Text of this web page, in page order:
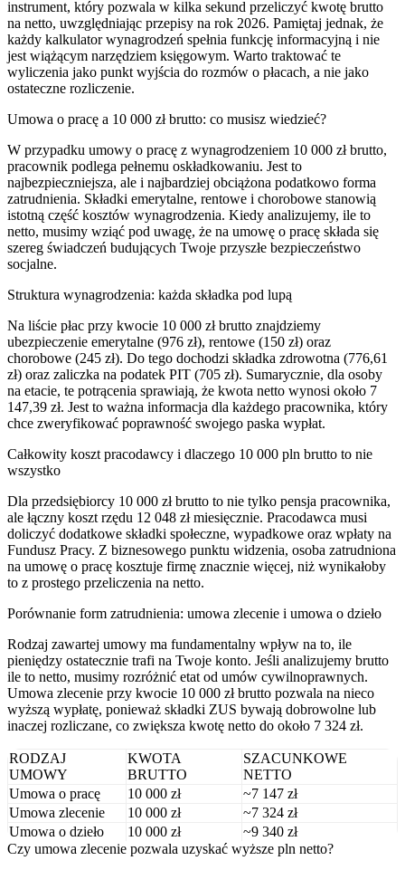
instrument, który pozwala w kilka sekund przeliczyć kwotę brutto
na netto, uwzględniając przepisy na rok 2026. Pamiętaj jednak, że
każdy kalkulator wynagrodzeń spełnia funkcję informacyjną i nie
jest wiążącym narzędziem księgowym. Warto traktować te
wyliczenia jako punkt wyjścia do rozmów o płacach, a nie jako
ostateczne rozliczenie.
Umowa o pracę a 10 000 zł brutto: co musisz wiedzieć?
W przypadku umowy o pracę z wynagrodzeniem 10 000 zł brutto,
pracownik podlega pełnemu oskładkowaniu. Jest to
najbezpieczniejsza, ale i najbardziej obciążona podatkowo forma
zatrudnienia. Składki emerytalne, rentowe i chorobowe stanowią
istotną część kosztów wynagrodzenia. Kiedy analizujemy, ile to
netto, musimy wziąć pod uwagę, że na umowę o pracę składa się
szereg świadczeń budujących Twoje przyszłe bezpieczeństwo
socjalne.
Struktura wynagrodzenia: każda składka pod lupą
Na liście płac przy kwocie 10 000 zł brutto znajdziemy
ubezpieczenie emerytalne (976 zł), rentowe (150 zł) oraz
chorobowe (245 zł). Do tego dochodzi składka zdrowotna (776,61
zł) oraz zaliczka na podatek PIT (705 zł). Sumarycznie, dla osoby
na etacie, te potrącenia sprawiają, że kwota netto wynosi około 7
147,39 zł. Jest to ważna informacja dla każdego pracownika, który
chce zweryfikować poprawność swojego paska wypłat.
Całkowity koszt pracodawcy i dlaczego 10 000 pln brutto to nie
wszystko
Dla przedsiębiorcy 10 000 zł brutto to nie tylko pensja pracownika,
ale łączny koszt rzędu 12 048 zł miesięcznie. Pracodawca musi
doliczyć dodatkowe składki społeczne, wypadkowe oraz wpłaty na
Fundusz Pracy. Z biznesowego punktu widzenia, osoba zatrudniona
na umowę o pracę kosztuje firmę znacznie więcej, niż wynikałoby
to z prostego przeliczenia na netto.
Porównanie form zatrudnienia: umowa zlecenie i umowa o dzieło
Rodzaj zawartej umowy ma fundamentalny wpływ na to, ile
pieniędzy ostatecznie trafi na Twoje konto. Jeśli analizujemy brutto
ile to netto, musimy rozróżnić etat od umów cywilnoprawnych.
Umowa zlecenie przy kwocie 10 000 zł brutto pozwala na nieco
wyższą wypłatę, ponieważ składki ZUS bywają dobrowolne lub
inaczej rozliczane, co zwiększa kwotę netto do około 7 324 zł.
RODZAJ
UMOWY
KWOTA
BRUTTO
SZACUNKOWE
NETTO
Umowa o pracę
10 000 zł
~7 147 zł
Umowa zlecenie
10 000 zł
~7 324 zł
Umowa o dzieło
10 000 zł
~9 340 zł
Czy umowa zlecenie pozwala uzyskać wyższe pln netto?